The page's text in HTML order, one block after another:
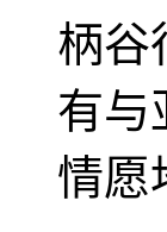
柄谷
有与
情愿